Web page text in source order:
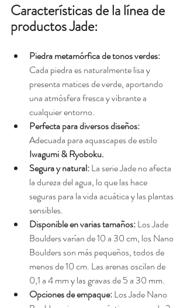
Características de la línea de
productos Jade:
Piedra metamórfica de tonos verdes:
Cada piedra es naturalmente lisa y
presenta matices de verde, aportando
una atmósfera fresca y vibrante a
cualquier entorno.
Perfecta para diversos diseños:
Adecuada para aquascapes de estilo
Iwagumi & Ryoboku.
Segura y natural: La serie Jade no afecta
la dureza del agua, lo que las hace
seguras para la vida acuática y las plantas
sensibles.
Disponible en varias tamaños: Los Jade
Boulders varían de 10 a 30 cm, los Nano
Boulders son más pequeños, todos de
menos de 10 cm. Las arenas oscilan de
0,1 a 4 mm y las gravas de 5 a 30 mm.
Opciones de empaque: Los Jade Nano